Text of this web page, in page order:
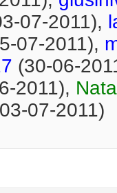
07-2011),
07-2011),
(30-06-
2011),
07-2011)